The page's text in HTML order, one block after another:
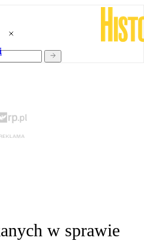
w sprawie